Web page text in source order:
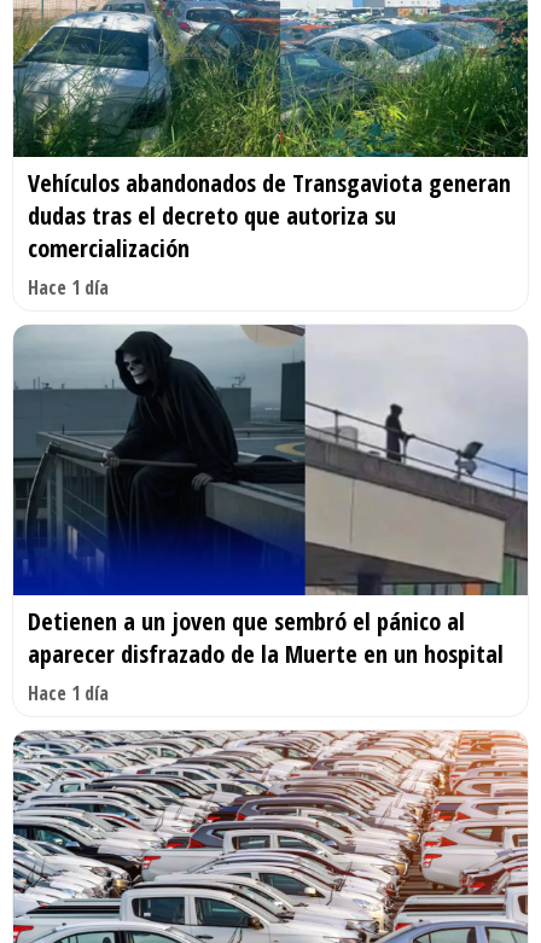
Vehículos abandonados de Transgaviota generan
dudas tras el decreto que autoriza su
comercialización
Hace 1 día
Detienen a un joven que sembró el pánico al
aparecer disfrazado de la Muerte en un hospital
Hace 1 día